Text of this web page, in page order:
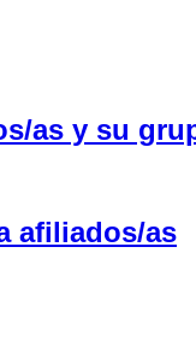
as y su
afiliados/as